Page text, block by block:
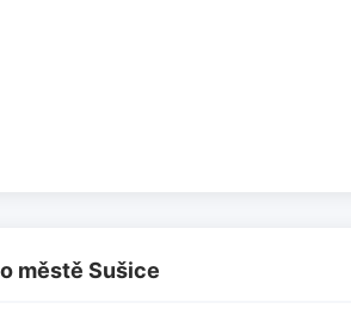
městě Sušice